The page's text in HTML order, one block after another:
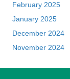
February 2025
January 2025
December 2024
November 2024